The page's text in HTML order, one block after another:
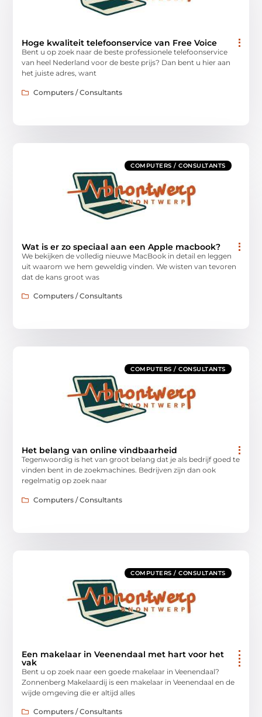
Hoge kwaliteit telefoonservice van Free Voice
Bent u op zoek naar de beste professionele telefoonservice
van heel Nederland voor de beste prijs? Dan bent u hier aan
het juiste adres, want
Computers / Consultants
COMPUTERS / CONSULTANTS
Wat is er zo speciaal aan een Apple macbook?
We bekijken de volledig nieuwe MacBook in detail en leggen
uit waarom we hem geweldig vinden. We wisten van tevoren
dat de kans groot was
Computers / Consultants
COMPUTERS / CONSULTANTS
Het belang van online vindbaarheid
Tegenwoordig is het van groot belang dat je als bedrijf goed te
vinden bent in de zoekmachines. Bedrijven zijn dan ook
regelmatig op zoek naar
Computers / Consultants
COMPUTERS / CONSULTANTS
Een makelaar in Veenendaal met hart voor het
vak
Bent u op zoek naar een goede makelaar in Veenendaal?
Zonnenberg Makelaardij is een makelaar in Veenendaal en de
wijde omgeving die er altijd alles
Computers / Consultants